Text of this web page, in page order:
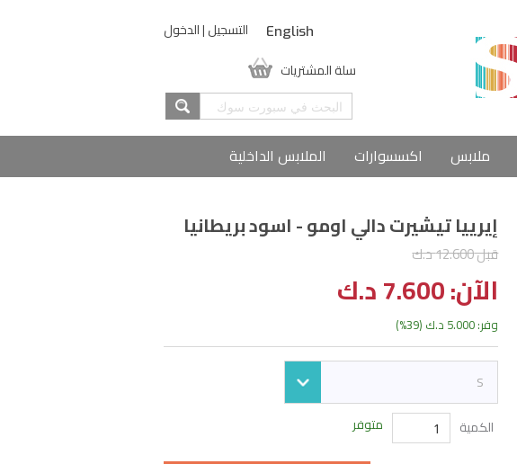
التسجيل|الدخول English
سلة المشتريات
ملابس اكسسوارات الملابس الداخلية
إيرييا تيشيرت دالي اومو - اسود بريطانيا
قبل 12.600 د.ك
الآن: 7.600 د.ك
وفر: 5.000 د.ك (39%)
S
الكمية
متوفر